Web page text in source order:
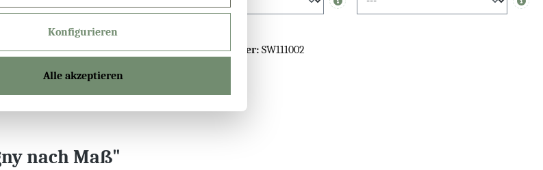
Info Info
Produktnummer: SW111002
nach Maß"
Konfigurieren
Alle akzeptieren